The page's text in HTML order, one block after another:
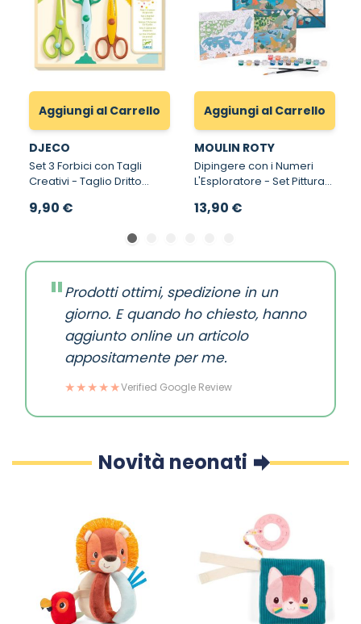
Aggiungi al Carrello
DJECO
Set 3 Forbici con Tagli
Creativi - Taglio Dritto
9,90 €
Aggiungi al Carrello
MOULIN ROTY
Dipingere con i Numeri
L'Esploratore - Set Pittura
13,90 €
"Prodotti ottimi, spedizione in un
giorno. E quando ho chiesto, hanno
aggiunto online un articolo
appositamente per me.
★★★★★Verified Google Review
Novità neonati